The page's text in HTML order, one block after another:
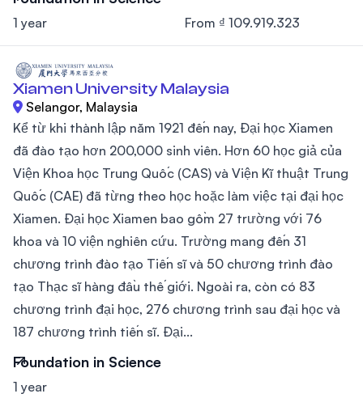
1 year From ₫ 109.919.323
Xiamen University Malaysia
Selangor, Malaysia
Kể từ khi thành lập năm 1921 đến nay, Đại học Xiamen
đã đào tạo hơn 200,000 sinh viên. Hơn 60 học giả của
Viện Khoa học Trung Quốc (CAS) và Viện Kĩ thuật Trung
Quốc (CAE) đã từng theo học hoặc làm việc tại đại học
Xiamen. Đại học Xiamen bao gồm 27 trường với 76
khoa và 10 viện nghiên cứu. Trường mang đến 31
chương trình đào tạo Tiến sĩ và 50 chương trình đào
tạo Thạc sĩ hàng đầu thế giới. Ngoài ra, còn có 83
chương trình đại học, 276 chương trình sau đại học và
187 chương trình tiến sĩ. Đại...
Foundation in Science
1 year